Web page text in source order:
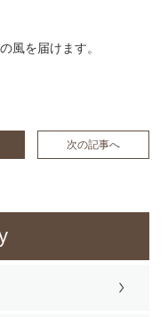
風を届けます。
次の記事へ